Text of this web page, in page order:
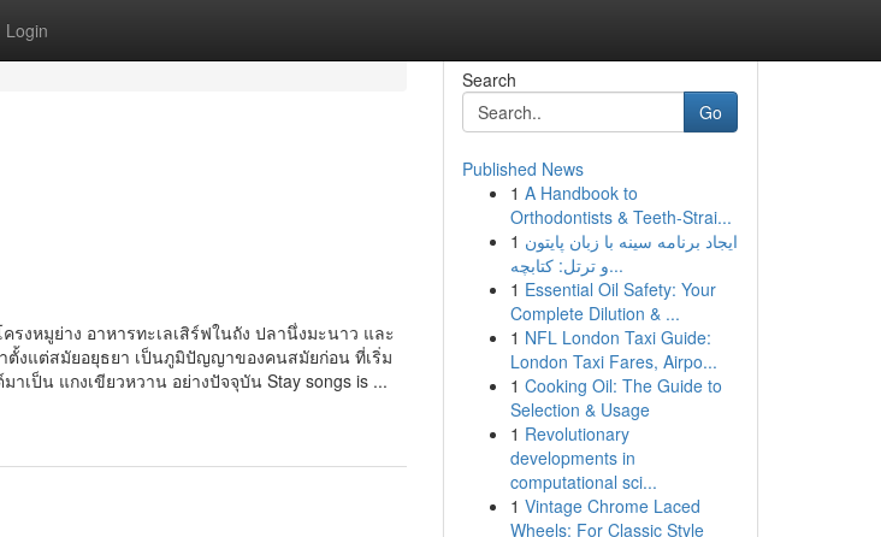
Login
งหมูย่าง อาหารทะเลเสิร์ฟในถัง ปลานึ่งมะนาว และ
ตั้งแต่สมัยอยุธยา เป็นภูมิปัญญาของคนสมัยก่อน ที่เริ่ม
เป็น แกงเขียวหวาน อย่างปัจจุบัน Stay songs is ...
Search
Go
Published News
1 A Handbook to
Orthodontists & Teeth-Strai...
1 ایجاد برنامه سینه با زبان پایتون
و ترتل: کتابچه...
1 Essential Oil Safety: Your
Complete Dilution & ...
1 NFL London Taxi Guide:
London Taxi Fares, Airpo...
1 Cooking Oil: The Guide to
Selection & Usage
1 Revolutionary
developments in
computational sci...
1 Vintage Chrome Laced
Wheels: For Classic Style